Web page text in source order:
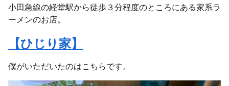
小田急線の経堂駅から徒歩３分程度のところにある家系ラ
ーメンのお店。
【ひじり家】
僕がいただいたのはこちらです。